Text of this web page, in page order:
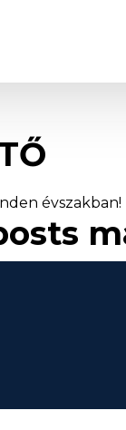
évszakban!